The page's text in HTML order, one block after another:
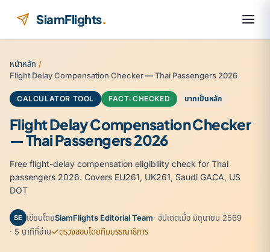
SiamFlights.
หน้าหลัก /
Flight Delay Compensation Checker — Thai Passengers 2026
CALCULATOR TOOL FACT-CHECKED บาทเป็นหลัก
Flight Delay Compensation Checker
— Thai Passengers 2026
Free flight-delay compensation eligibility check for Thai
passengers 2026. Covers EU261, UK261, Saudi GACA, US
DOT
SE เขียนโดยSiamFlights Editorial Team· อัปเดตเมื่อ มิถุนายน 2569
· 5 นาทีที่อ่าน
ตรวจสอบโดยทีมบรรณาธิการ